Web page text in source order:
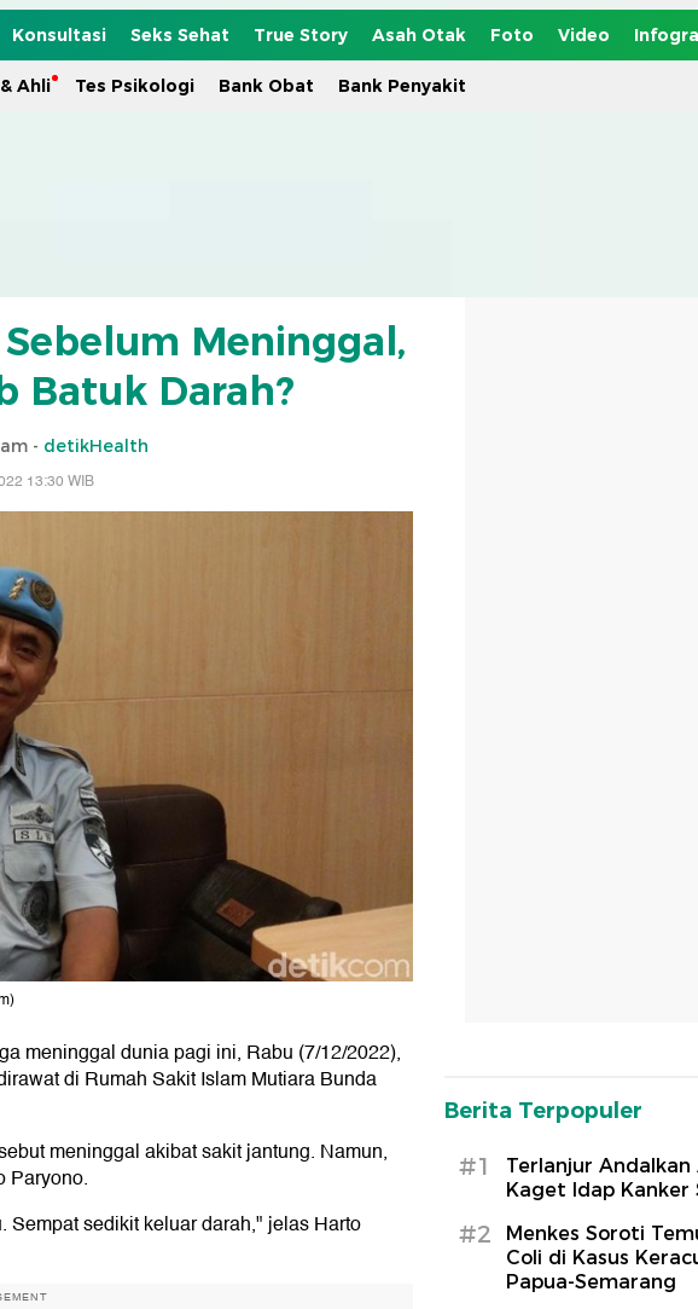
Konsultasi Seks Sehat True Story Asah Otak Foto Video
Ahli Tes Psikologi Bank Obat Bank Penyakit
Meninggal,
Batuk Darah?
- detikHealth
13:30 WIB
meninggal dunia pagi ini, Rabu (7/12/2022),
di Rumah Sakit Islam Mutiara Bunda
meninggal akibat sakit jantung. Namun,
Paryono.
sedikit keluar darah," jelas Harto
Berita Terpopuler
#1
Terlanjur Andalkan
Kaget Idap Kanker
#2
Menkes Soroti
Coli di Kasus
Papua-Semarang